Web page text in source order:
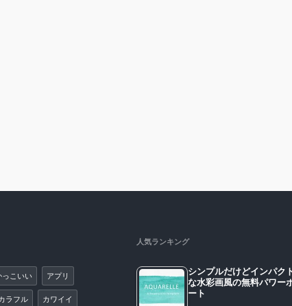
っこいい アプリ
ラフル カワイイ
人気ランキング
シンプルだけどインパク
な水彩画風の無料パワー
ート